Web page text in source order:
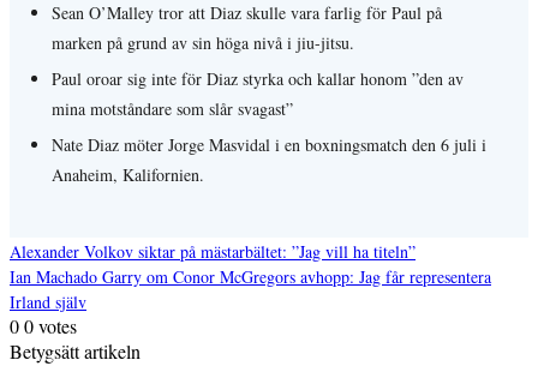
Sean O’Malley tror att Diaz skulle vara farlig för Paul på
marken på grund av sin höga nivå i jiu-jitsu.
Paul oroar sig inte för Diaz styrka och kallar honom ”den av
mina motståndare som slår svagast”
Nate Diaz möter Jorge Masvidal i en boxningsmatch den 6 juli i
Anaheim, Kalifornien.
Inläggsnavigering
Alexander Volkov siktar på mästarbältet: ”Jag vill ha titeln”
Ian Machado Garry om Conor McGregors avhopp: Jag får representera
Irland själv
00votes
Betygsätt artikeln